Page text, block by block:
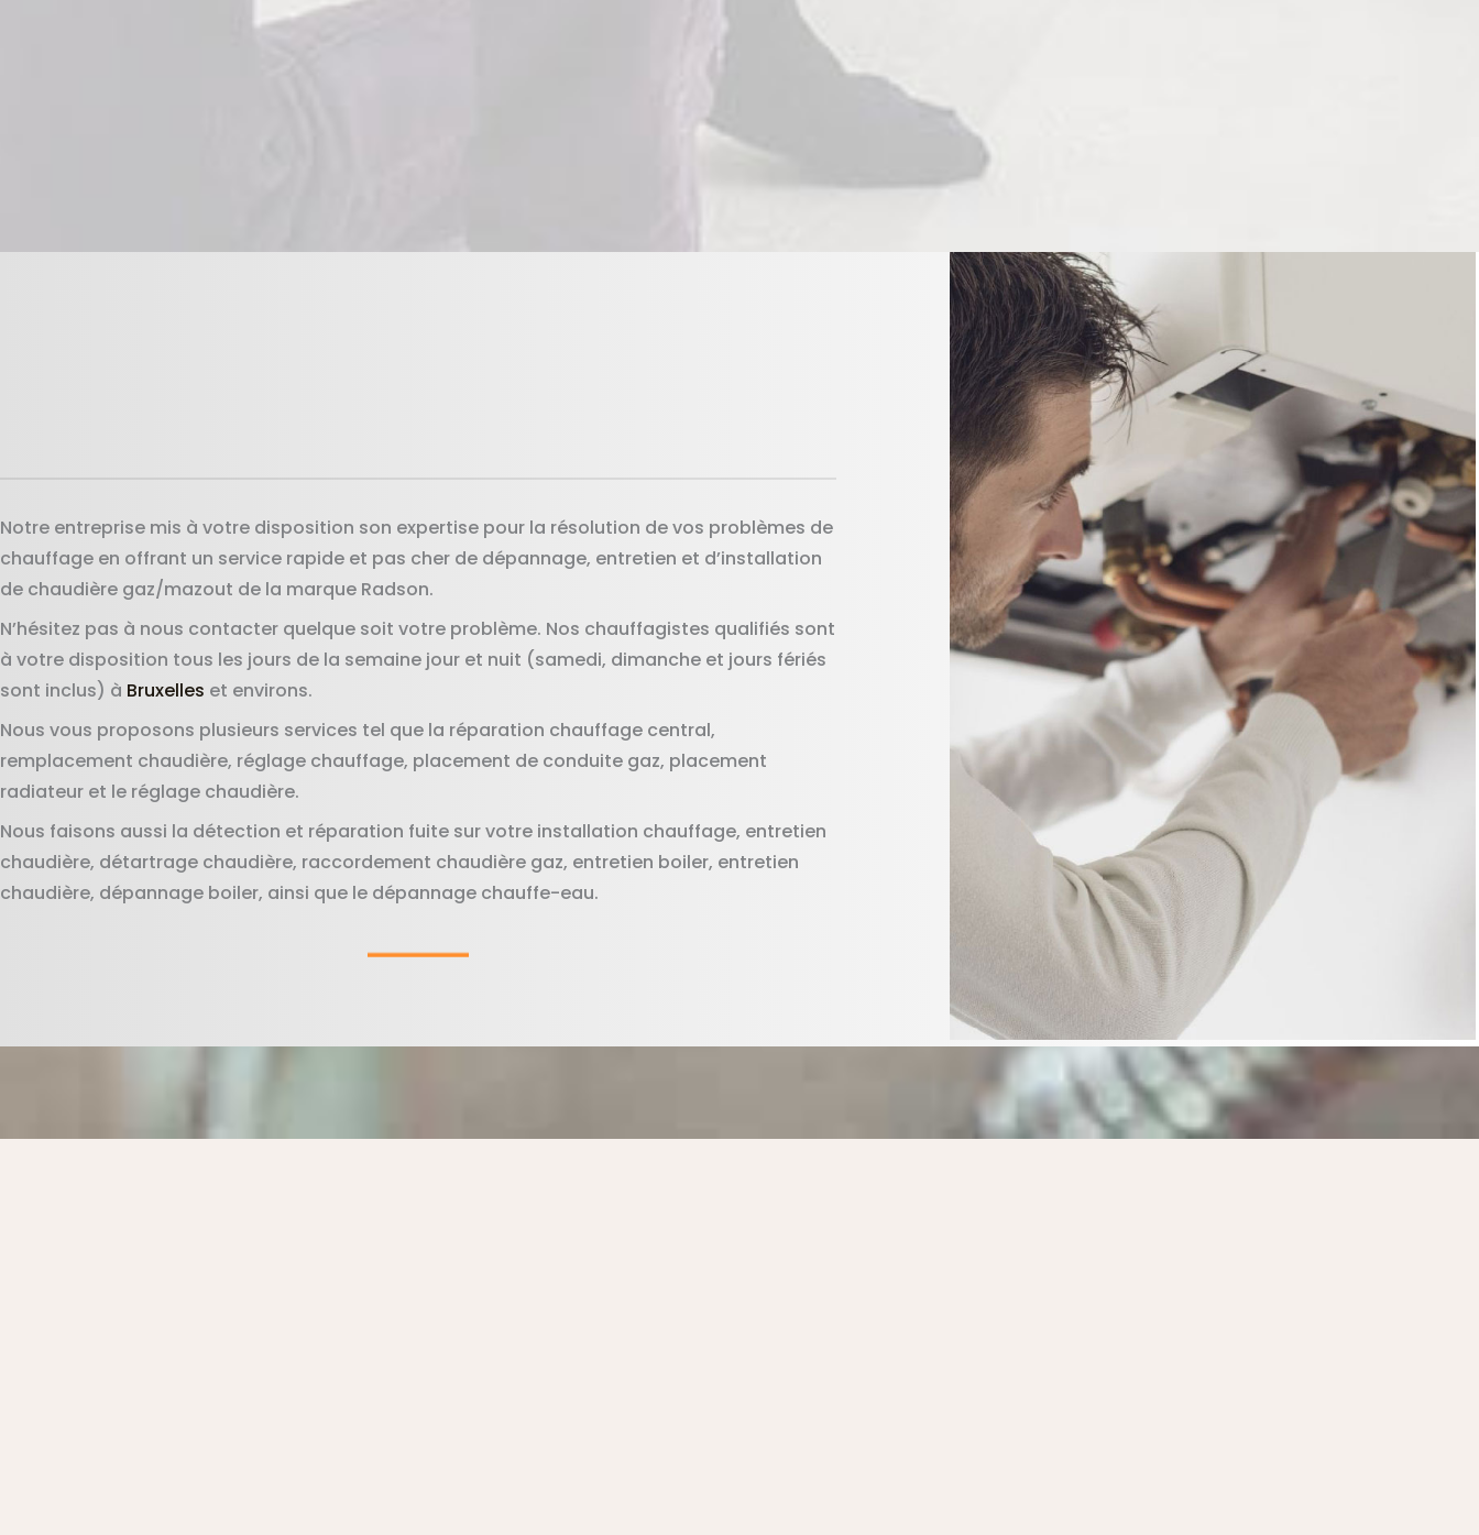
Notre entreprise mis à votre disposition son expertise pour la résolution de vos problèmes de
chauffage en offrant un service rapide et pas cher de dépannage, entretien et d’installation
de chaudière gaz/mazout de la marque Radson.
N’hésitez pas à nous contacter quelque soit votre problème. Nos chauffagistes qualifiés sont
à votre disposition tous les jours de la semaine jour et nuit (samedi, dimanche et jours fériés
sont inclus) à Bruxelles et environs.
Nous vous proposons plusieurs services tel que la réparation chauffage central,
remplacement chaudière, réglage chauffage, placement de conduite gaz, placement
radiateur et le réglage chaudière.
Nous faisons aussi la détection et réparation fuite sur votre installation chauffage, entretien
chaudière, détartrage chaudière, raccordement chaudière gaz, entretien boiler, entretien
chaudière, dépannage boiler, ainsi que le dépannage chauffe-eau.